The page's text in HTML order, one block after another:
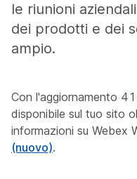
le riunioni
dei prodotti e dei
ampio.
Con l'aggiornamento
disponibile sul tuo sito
informazioni su Webex
(nuovo).